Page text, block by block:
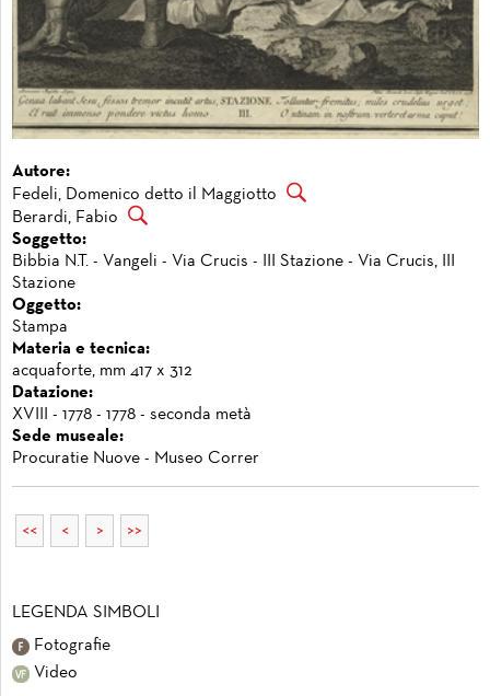
Autore:
Fedeli, Domenico detto il Maggiotto
Berardi, Fabio
Soggetto:
Bibbia N.T. - Vangeli - Via Crucis - III Stazione - Via Crucis, III
Stazione
Oggetto:
Stampa
Materia e tecnica:
acquaforte, mm 417 x 312
Datazione:
XVIII - 1778 - 1778 - seconda metà
Sede museale:
Procuratie Nuove - Museo Correr
<< < > >>
LEGENDA SIMBOLI
Fotografie
Video